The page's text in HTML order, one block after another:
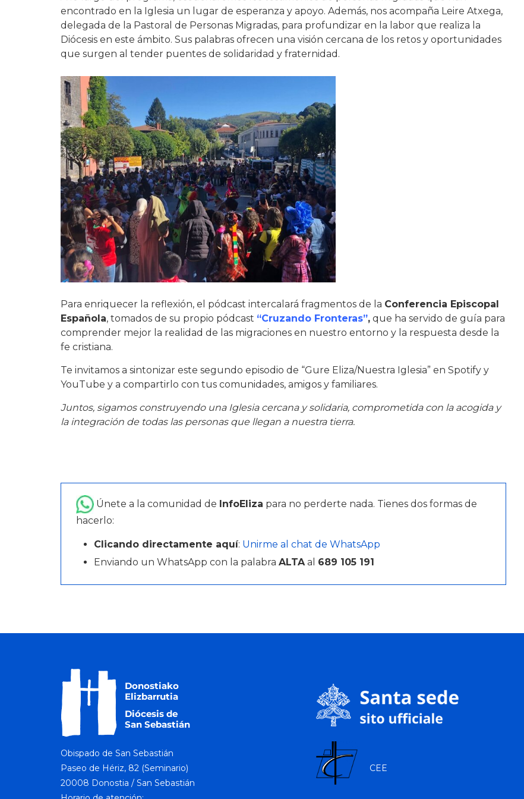
encontrado en la Iglesia un lugar de esperanza y apoyo. Además, nos acompaña Leire Atxega,
delegada de la Pastoral de Personas Migradas, para profundizar en la labor que realiza la
Diócesis en este ámbito. Sus palabras ofrecen una visión cercana de los retos y oportunidades
que surgen al tender puentes de solidaridad y fraternidad.
Para enriquecer la reflexión, el pódcast intercalará fragmentos de la Conferencia Episcopal
Española, tomados de su propio pódcast “Cruzando Fronteras”, que ha servido de guía para
comprender mejor la realidad de las migraciones en nuestro entorno y la respuesta desde la
fe cristiana.
Te invitamos a sintonizar este segundo episodio de “Gure Eliza/Nuestra Iglesia” en Spotify y
YouTube y a compartirlo con tus comunidades, amigos y familiares.
Juntos, sigamos construyendo una Iglesia cercana y solidaria, comprometida con la acogida y
la integración de todas las personas que llegan a nuestra tierra.
Únete a la comunidad de InfoEliza para no perderte nada. Tienes dos formas de
hacerlo:
Clicando directamente aquí: Unirme al chat de WhatsApp
Enviando un WhatsApp con la palabra ALTAal 689 105 191
Obispado de San Sebastián
Paseo de Hériz, 82 (Seminario)
20008 Donostia / San Sebastián
CEE